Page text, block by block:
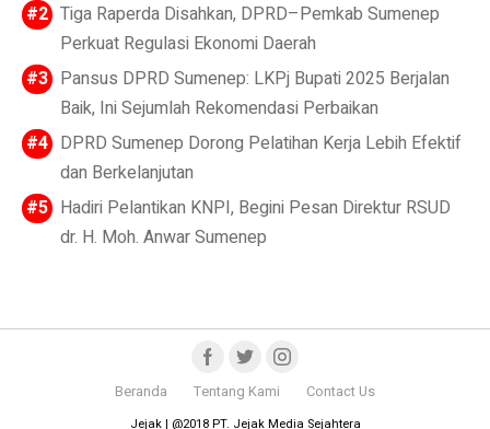
Tiga Raperda Disahkan, DPRD–Pemkab Sumenep
Perkuat Regulasi Ekonomi Daerah
Pansus DPRD Sumenep: LKPj Bupati 2025 Berjalan
Baik, Ini Sejumlah Rekomendasi Perbaikan
DPRD Sumenep Dorong Pelatihan Kerja Lebih Efektif
dan Berkelanjutan
Hadiri Pelantikan KNPI, Begini Pesan Direktur RSUD
dr. H. Moh. Anwar Sumenep
Beranda Tentang Kami Contact Us
Jejak | @2018 PT. Jejak Media Sejahtera